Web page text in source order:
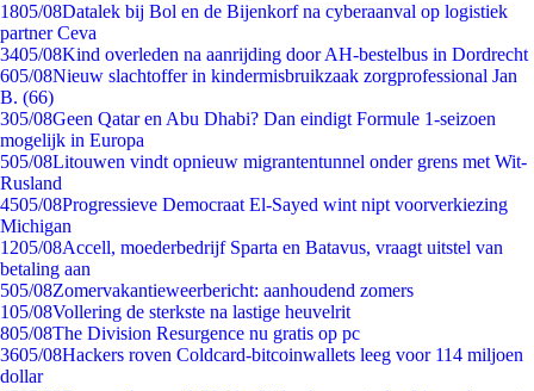
1805/08Datalek bij Bol en de Bijenkorf na cyberaanval op logistiek
partner Ceva
3405/08Kind overleden na aanrijding door AH-bestelbus in Dordrecht
605/08Nieuw slachtoffer in kindermisbruikzaak zorgprofessional Jan
B. (66)
305/08Geen Qatar en Abu Dhabi? Dan eindigt Formule 1-seizoen
mogelijk in Europa
505/08Litouwen vindt opnieuw migrantentunnel onder grens met Wit-
Rusland
4505/08Progressieve Democraat El-Sayed wint nipt voorverkiezing
Michigan
1205/08Accell, moederbedrijf Sparta en Batavus, vraagt uitstel van
betaling aan
505/08Zomervakantieweerbericht: aanhoudend zomers
105/08Vollering de sterkste na lastige heuvelrit
805/08The Division Resurgence nu gratis op pc
3605/08Hackers roven Coldcard-bitcoinwallets leeg voor 114 miljoen
dollar